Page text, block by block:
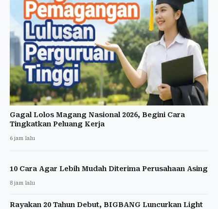
Gagal Lolos Magang Nasional 2026, Begini Cara
Tingkatkan Peluang Kerja
6 jam lalu
10 Cara Agar Lebih Mudah Diterima Perusahaan Asing
8 jam lalu
Rayakan 20 Tahun Debut, BIGBANG Luncurkan Light